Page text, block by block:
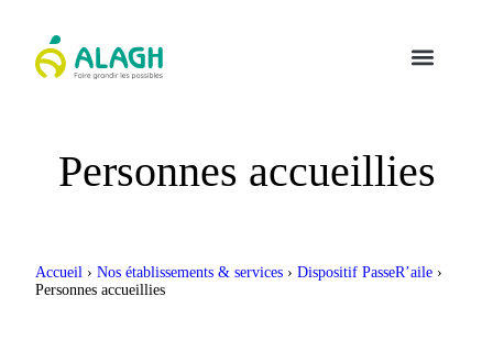
Personnes accueillies
Accueil › Nos établissements & services › Dispositif PasseR’aile ›
Personnes accueillies